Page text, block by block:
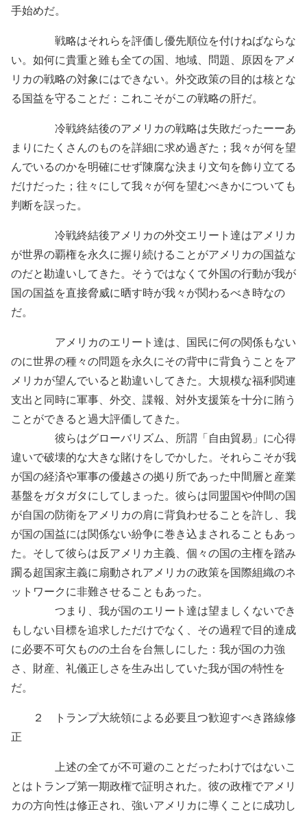
手始めだ。
戦略はそれらを評価し優先順位を付けねばならな
い。如何に貴重と雖も全ての国、地域、問題、原因をアメ
リカの戦略の対象にはできない。外交政策の目的は核とな
る国益を守ることだ：これこそがこの戦略の肝だ。
冷戦終結後のアメリカの戦略は失敗だったーーあ
まりにたくさんのものを詳細に求め過ぎた；我々が何を望
んでいるのかを明確にせず陳腐な決まり文句を飾り立てる
だけだった；往々にして我々が何を望むべきかについても
判断を誤った。
冷戦終結後アメリカの外交エリート達はアメリカ
が世界の覇権を永久に握り続けることがアメリカの国益な
のだと勘違いしてきた。そうではなくて外国の行動が我が
国の国益を直接脅威に晒す時が我々が関わるべき時なの
だ。
アメリカのエリート達は、国民に何の関係もない
のに世界の種々の問題を永久にその背中に背負うことをア
メリカが望んでいると勘違いしてきた。大規模な福利関連
支出と同時に軍事、外交、諜報、対外支援策を十分に賄う
ことができると過大評価してきた。
彼らはグローバリズム、所謂「自由貿易」に心得
違いで破壊的な大きな賭けをしでかした。それらこそが我
が国の経済や軍事の優越さの拠り所であった中間層と産業
基盤をガタガタにしてしまった。彼らは同盟国や仲間の国
が自国の防衛をアメリカの肩に背負わせることを許し、我
が国の国益には関係ない紛争に巻き込まされることもあっ
た。そして彼らは反アメリカ主義、個々の国の主権を踏み
躙る超国家主義に扇動されアメリカの政策を国際組織のネ
ットワークに非難させることもあった。
つまり、我が国のエリート達は望ましくないでき
もしない目標を追求しただけでなく、その過程で目的達成
に必要不可欠ものの土台を台無しにした：我が国の力強
さ、財産、礼儀正しさを生み出していた我が国の特性を
だ。
２ トランプ大統領による必要且つ歓迎すべき路線修
正
上述の全てが不可避のことだったわけではないこ
とはトランプ第一期政権で証明された。彼の政権でアメリ
カの方向性は修正され、強いアメリカに導くことに成功し